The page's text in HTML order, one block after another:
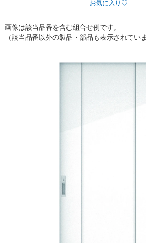
お気に入り
画像は該当品番を含む組合せ例です。
（該当品番以外の製品・部品も表示されてい